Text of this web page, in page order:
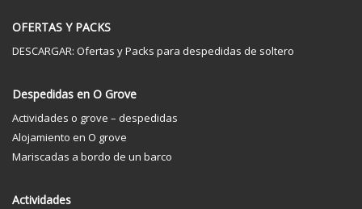
OFERTAS Y PACKS
DESCARGAR: Ofertas y Packs para despedidas de soltero
Despedidas en O Grove
Actividades o grove – despedidas
Alojamiento en O grove
Mariscadas a bordo de un barco
Actividades